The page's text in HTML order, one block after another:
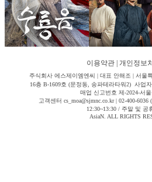
이용약관 개인정보
주식회사 에스제이엠엔씨 | 대표 안해조 | 서울
16층 B-1609호 (문정동, 송파테라타워2) 사업
매업 신고번호 제-2024-서울
고객센터 cs_moa@sjmnc.co.kr | 02-400-
12:30~13:30 / 주말 및 공
AsiaN. ALL RIGHTS